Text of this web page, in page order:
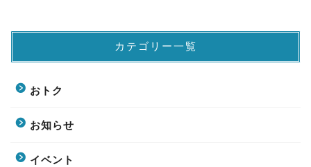
カテゴリー一覧
おトク
お知らせ
イベント